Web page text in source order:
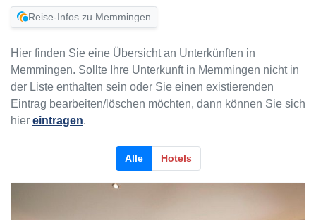
Reise-Infos zu Memmingen
Hier finden Sie eine Übersicht an Unterkünften in
Memmingen. Sollte Ihre Unterkunft in Memmingen nicht in
der Liste enthalten sein oder Sie einen existierenden
Eintrag bearbeiten/löschen möchten, dann können Sie sich
hier eintragen.
Alle Hotels